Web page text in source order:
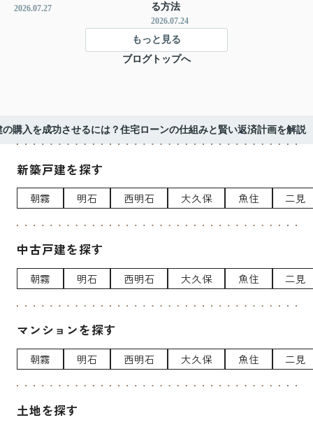
2026.07.27
る方法
2026.07.24
もっと見る
ブログトップへ
の購入を成功させるには？住宅ローンの仕組みと賢い返済計画を解説
新築戸建を探す
朝霧 明石 西明石 大久保 魚住 二見
中古戸建を探す
朝霧 明石 西明石 大久保 魚住 二見
マンションを探す
朝霧 明石 西明石 大久保 魚住 二見
土地を探す